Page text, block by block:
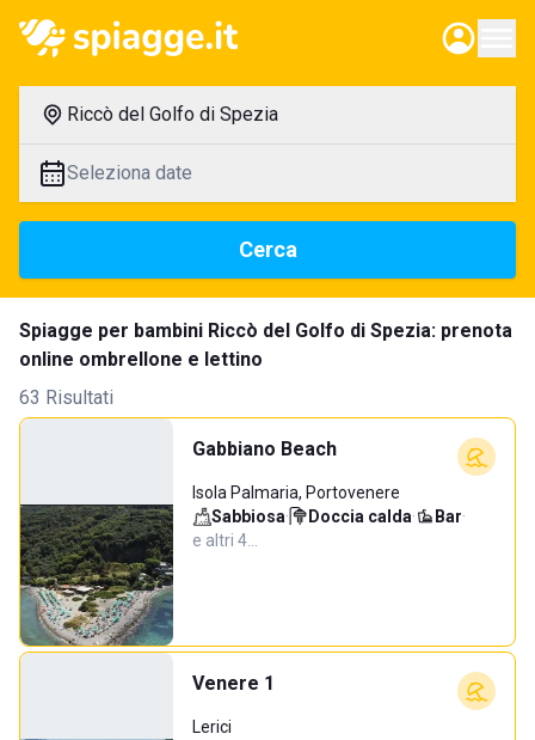
Riccò del Golfo di Spezia
Seleziona date
Cerca
Spiagge per bambini Riccò del Golfo di Spezia: prenota
online ombrellone e lettino
63 Risultati
Gabbiano Beach
Isola Palmaria, Portovenere
Sabbiosa· Doccia calda· Bar·
e altri 4…
Venere 1
Lerici